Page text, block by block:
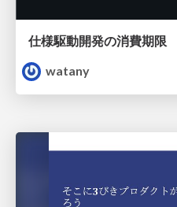
仕様駆動開発の消費期限
watany